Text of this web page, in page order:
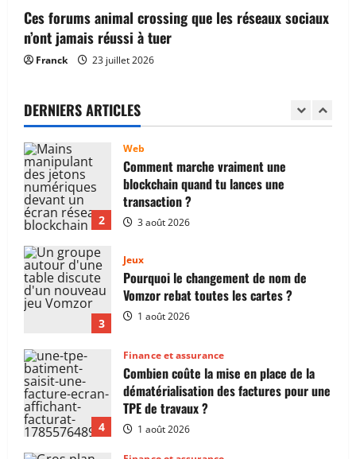
Ces forums animal crossing que les réseaux sociaux
n’ont jamais réussi à tuer
Franck 23 juillet 2026
DERNIERS ARTICLES
1
2
Web
Comment marche vraiment une
3 août 2026
3
Jeux
Pourquoi le changement de nom de
Vomzor rebat toutes les cartes ?
4
Combien coûte la mise en place de la
dématérialisation des factures pour une
TPE de travaux ?
5
Finance et assurance
Comprendre le vrai sens d’un
portefeuille Bitcoin sans tomber dans le
panneau
30 juillet 2026